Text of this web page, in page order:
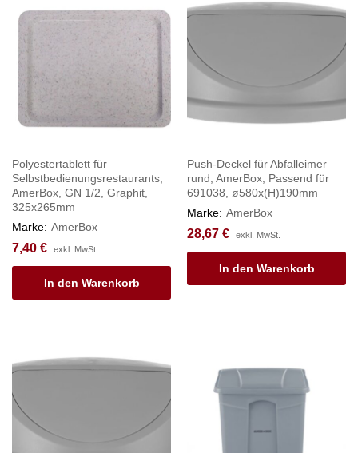
Polyestertablett für
Selbstbedienungsrestaurants,
AmerBox, GN 1/2, Graphit,
325x265mm
Marke: AmerBox
7,40 € exkl. MwSt.
In den Warenkorb
Push-Deckel für Abfalleimer
rund, AmerBox, Passend für
691038, ø580x(H)190mm
Marke: AmerBox
28,67 € exkl. MwSt.
In den Warenkorb